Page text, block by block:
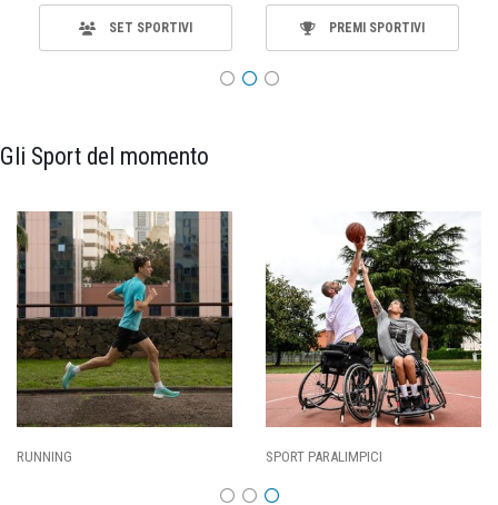
SET SPORTIVI PREMI SPORTIVI
Gli Sport del momento
PARALIMPICI CALCIO